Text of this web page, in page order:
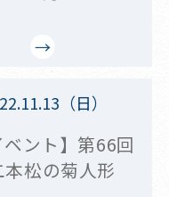
（日）
ベント】第66回
本松の菊人形